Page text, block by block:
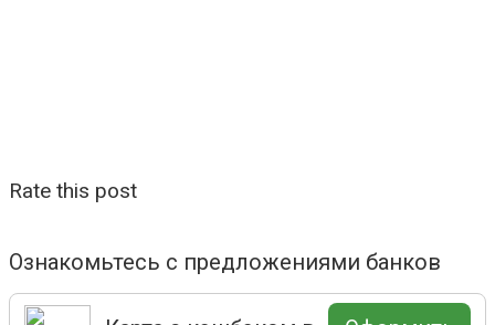
Rate this post
Ознакомьтесь с предложениями банков